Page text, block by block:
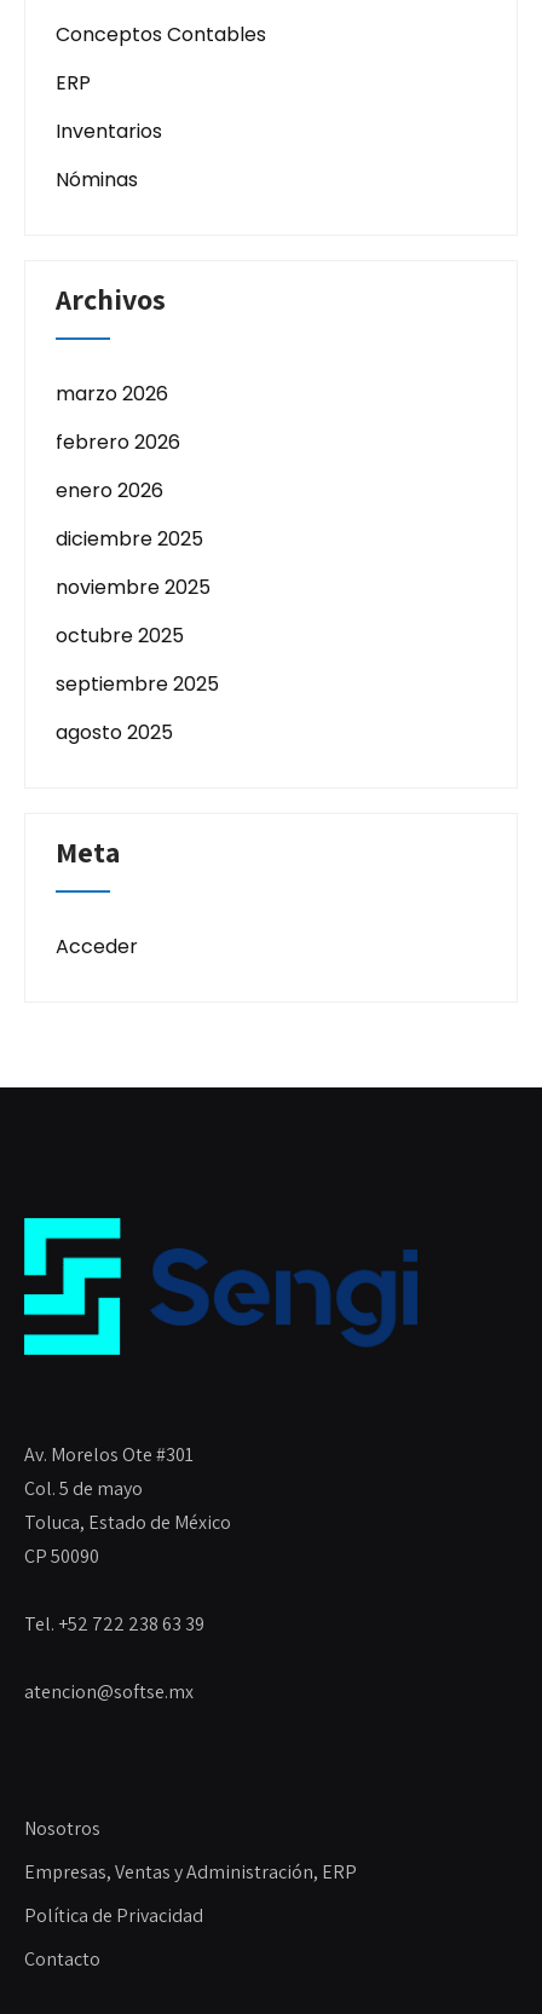
Conceptos Contables
ERP
Inventarios
Nóminas
Archivos
marzo 2026
febrero 2026
enero 2026
diciembre 2025
noviembre 2025
octubre 2025
septiembre 2025
agosto 2025
Meta
Acceder
Av. Morelos Ote #301
Col. 5 de mayo
Toluca, Estado de México
CP 50090
Tel. +52 722 238 63 39
atencion@softse.mx
Nosotros
Empresas, Ventas y Administración, ERP
Política de Privacidad
Contacto